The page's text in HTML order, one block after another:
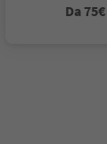
Da 75€